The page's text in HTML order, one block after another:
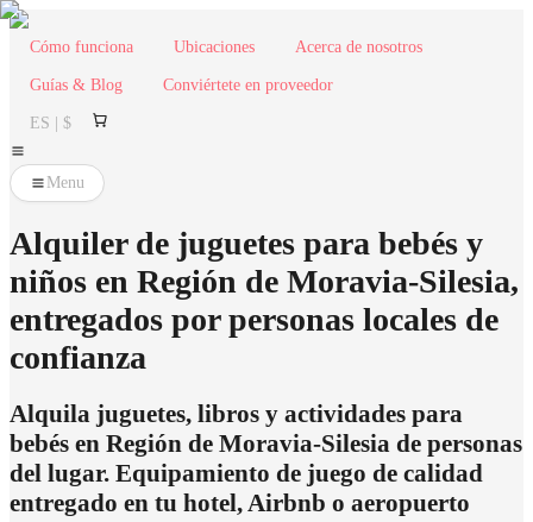
Cómo funciona Ubicaciones Acerca de nosotros
Guías & Blog Conviértete en proveedor
ES | $
Menu
Alquiler de juguetes para bebés y
niños en Región de Moravia-Silesia,
entregados por personas locales de
confianza
Alquila juguetes, libros y actividades para
bebés en Región de Moravia-Silesia de personas
del lugar. Equipamiento de juego de calidad
entregado en tu hotel, Airbnb o aeropuerto